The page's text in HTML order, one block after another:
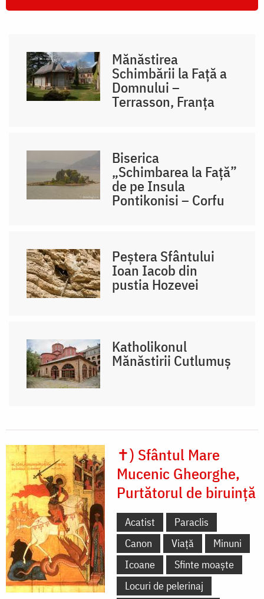
Mănăstirea
Schimbării la Față a
Domnului –
Terrasson, Franţa
Biserica
„Schimbarea la Față”
de pe Insula
Pontikonisi – Corfu
Peștera Sfântului
Ioan Iacob din
pustia Hozevei
Katholikonul
Mănăstirii Cutlumuș
✝) Sfântul Mare
Mucenic Gheorghe,
Purtătorul de biruință
Acatist
Paraclis
Canon
Viață
Minuni
Icoane
Sfinte moaște
Locuri de pelerinaj